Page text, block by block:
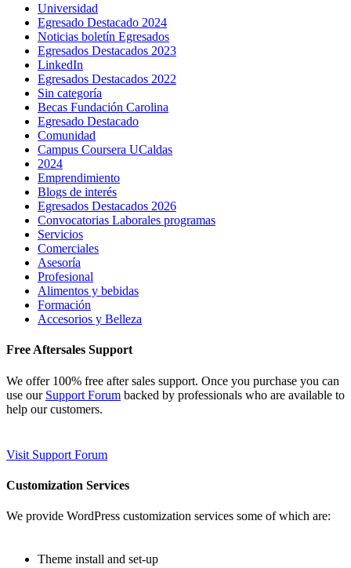
Universidad
Egresado Destacado 2024
Noticias boletín Egresados
Egresados Destacados 2023
LinkedIn
Egresados Destacados 2022
Sin categoría
Becas Fundación Carolina
Egresado Destacado
Comunidad
Campus Coursera UCaldas
2024
Emprendimiento
Blogs de interés
Egresados Destacados 2026
Convocatorias Laborales programas
Servicios
Comerciales
Asesoría
Profesional
Alimentos y bebidas
Formación
Accesorios y Belleza
Free Aftersales Support
We offer 100% free after sales support. Once you purchase you can
use our Support Forum backed by professionals who are available to
help our customers.
Visit Support Forum
Customization Services
We provide WordPress customization services some of which are:
Theme install and set-up